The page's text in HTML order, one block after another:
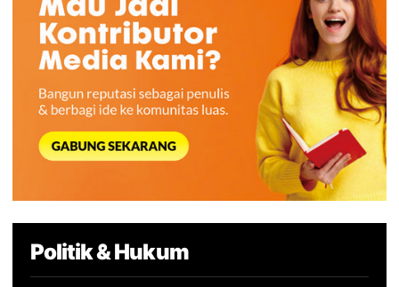
Politik & Hukum